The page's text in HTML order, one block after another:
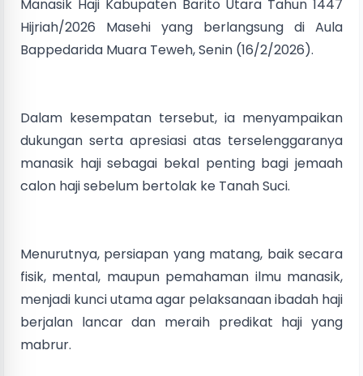
Manasik Haji Kabupaten Barito Utara Tahun 1447
Hijriah/2026 Masehi yang berlangsung di Aula
Bappedarida Muara Teweh, Senin (16/2/2026).
Dalam kesempatan tersebut, ia menyampaikan
dukungan serta apresiasi atas terselenggaranya
manasik haji sebagai bekal penting bagi jemaah
calon haji sebelum bertolak ke Tanah Suci.
Menurutnya, persiapan yang matang, baik secara
fisik, mental, maupun pemahaman ilmu manasik,
menjadi kunci utama agar pelaksanaan ibadah haji
berjalan lancar dan meraih predikat haji yang
mabrur.